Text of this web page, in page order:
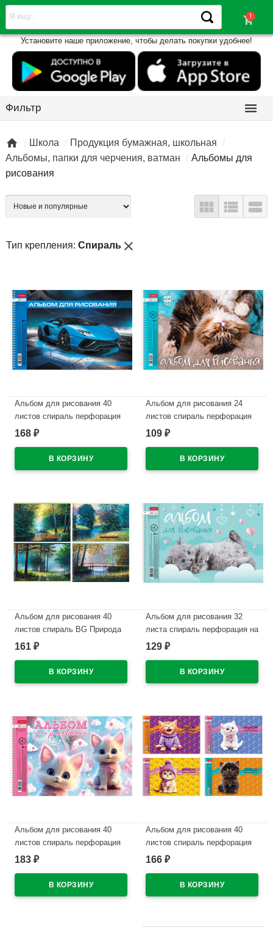
shopping_cart
Установите наше приложение, чтобы делать покупки удобнее!
Фильтр 
 Школа
Продукция бумажная, школьная
Альбомы, папки для черчения, ватман
Альбомы для
рисования
  
Тип крепления: Спираль close
Альбом для рисования 40
листов спираль перфорация
на отрыв Hatber
арт.40А4вмВсп
168 ₽
Альбом для рисования 24
листов спираль перфорация
на отрыв Hatber Кот Борис
109 ₽
Альбом для рисования 40
листов спираль BG Природа
как искусство ассорти
161 ₽
Альбом для рисования 32
листа спираль перфорация на
отрыв Hatber Пушистые
арт.32А4Всп
129 ₽
Альбом для рисования 40
листов спираль перфорация
на отрыв Hatber Котики-
ассорти арт.40А4мтлВсп
183 ₽
Альбом для рисования 40
листов спираль перфорация
на отрыв Hatber Мы-котики!
166 ₽